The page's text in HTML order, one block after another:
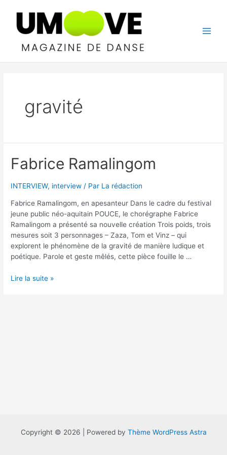
contenu
gravité
Fabrice Ramalingom
INTERVIEW, interview / Par La rédaction
Fabrice Ramalingom, en apesanteur Dans le cadre du festival
jeune public néo-aquitain POUCE, le chorégraphe Fabrice
Ramalingom a présenté sa nouvelle création Trois poids, trois
mesures soit 3 personnages – Zaza, Tom et Vinz – qui
explorent le phénomène de la gravité de manière ludique et
poétique. Parole et geste mêlés, cette pièce fouille le …
Fabrice
Lire la suite »
Copyright © 2026 | Powered by Thème WordPress Astra